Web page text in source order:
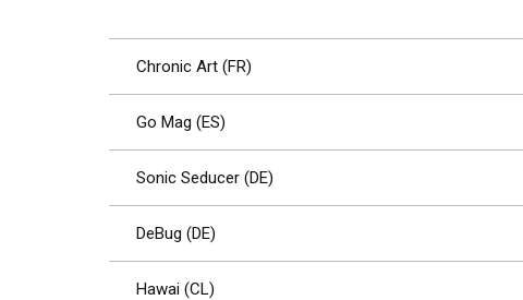
Chronic Art (FR)
Go Mag (ES)
Sonic Seducer (DE)
DeBug (DE)
Hawai (CL)